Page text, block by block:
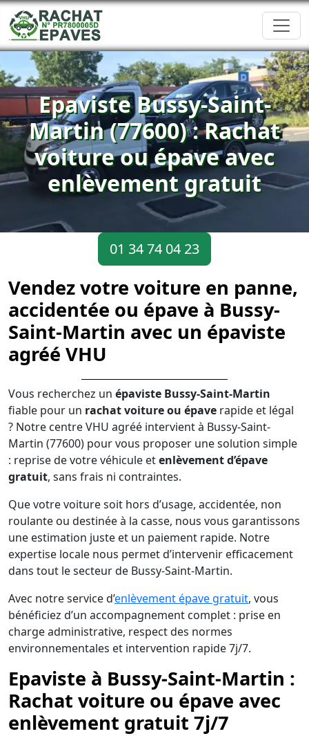
Epaviste Bussy-Saint-
Martin (77600) : Rachat
voiture ou épave avec
enlèvement gratuit
01 34 74 04 23
Vendez votre voiture en panne,
accidentée ou épave à Bussy-
Saint-Martin avec un épaviste
agréé VHU
Vous recherchez un épaviste Bussy-Saint-Martin
fiable pour un rachat voiture ou épave rapide et légal
? Notre centre VHU agréé intervient à Bussy-Saint-
Martin (77600) pour vous proposer une solution simple
: reprise de votre véhicule etenlèvement d’épave
gratuit, sans frais ni contraintes.
Que votre voiture soit hors d’usage, accidentée, non
roulante ou destinée à la casse, nous vous garantissons
une estimation juste et un paiement rapide. Notre
expertise locale nous permet d’intervenir efficacement
dans tout le secteur de Bussy-Saint-Martin.
Avec notre service d’enlèvement épave gratuit, vous
bénéficiez d’un accompagnement complet : prise en
charge administrative, respect des normes
environnementales et intervention rapide 7j/7.
Epaviste à Bussy-Saint-Martin :
Rachat voiture ou épave avec
enlèvement gratuit 7j/7